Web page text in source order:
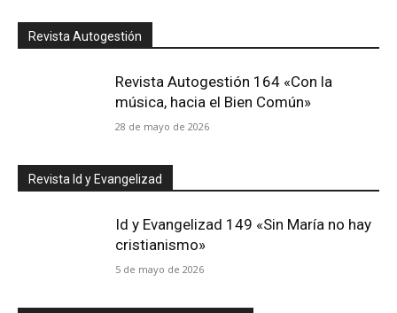
Revista Autogestión
Revista Autogestión 164 «Con la
música, hacia el Bien Común»
28 de mayo de 2026
Revista Id y Evangelizad
Id y Evangelizad 149 «Sin María no hay
cristianismo»
5 de mayo de 2026